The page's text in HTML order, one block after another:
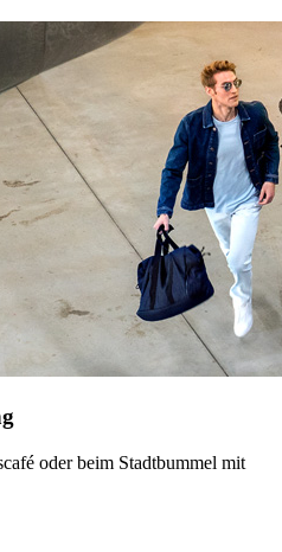
oder beim Stadtbummel mit